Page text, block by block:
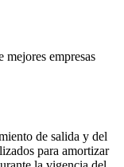
empresas
de salida y del
para amortizar